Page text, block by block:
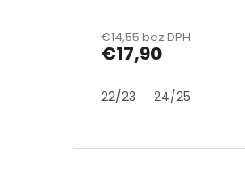
€14,55 bez DPH
€17,90
22/23 24/25